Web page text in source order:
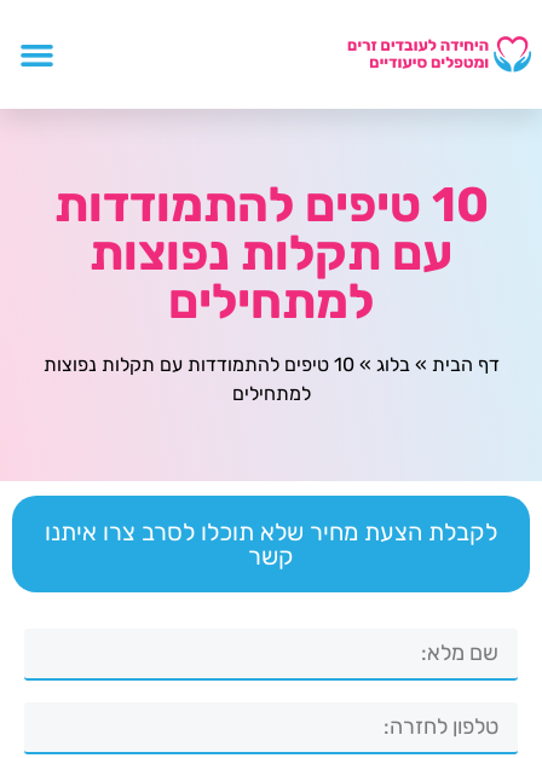
10 טיפים להתמודדות
עם תקלות נפוצות
למתחילים
דף הבית »בלוג »
10 טיפים להתמודדות עם תקלות נפוצות
למתחילים
לקבלת הצעת מחיר שלא תוכלו לסרב צרו איתנו
קשר